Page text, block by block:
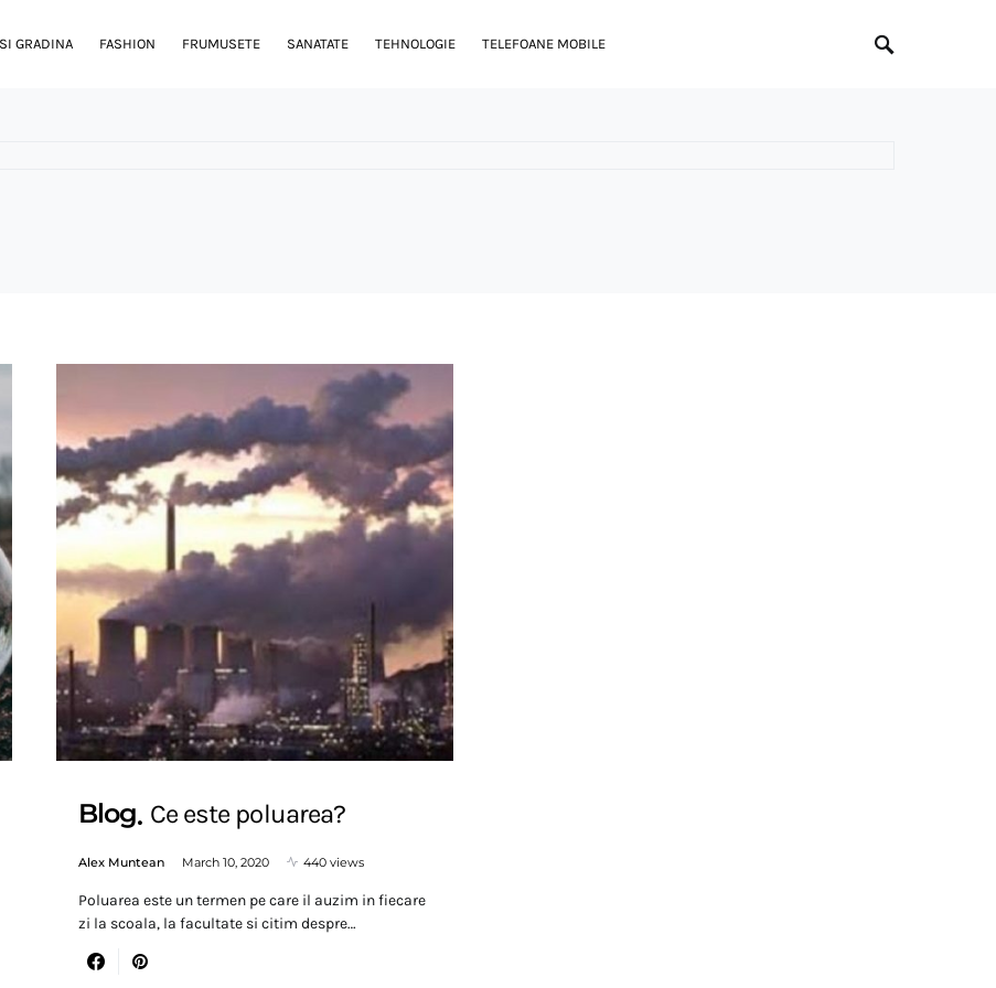
GRADINA FASHION FRUMUSETE SANATATE TEHNOLOGIE TELEFOANE MOBILE
Blog Ce este poluarea?
Alex Muntean March 10, 2020 440 views
Poluarea este un termen pe care il auzim in fiecare
zi la scoala, la facultate si citim despre…